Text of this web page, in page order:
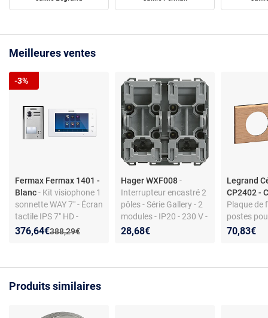
Meilleures ventes
Fermax Fermax 1401 -
Blanc- Kit visiophone 1
sonnette WAY 7" - Écran
tactile IPS 7" HD -
Caméra CCD - Panneau
appels et images - 20
Communication
Ancien prix :
388,29€
Nouveau prix :
376,64€
Réduction de :
-3%
Hager WXF008-
Interrupteur encastré 2
pôles - Série Gallery - 2
modules - IP20 - 230 V -
10 A
28,68€
Legrand
CP2402 -
Plaque de
postes
70,83€
Produits similaires